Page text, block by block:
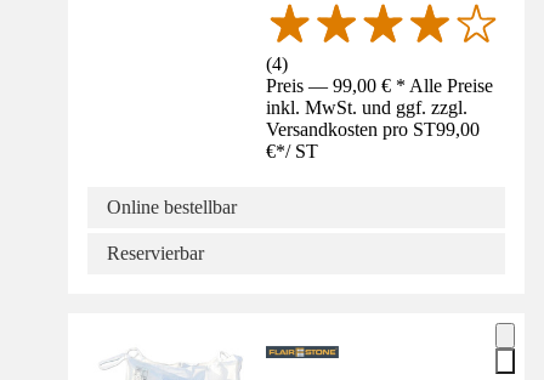
(4)
Preis — 99,00 € * Alle Preise
inkl. MwSt. und ggf. zzgl.
Versandkosten pro ST99,00
€*/ ST
Online bestellbar
Reservierbar